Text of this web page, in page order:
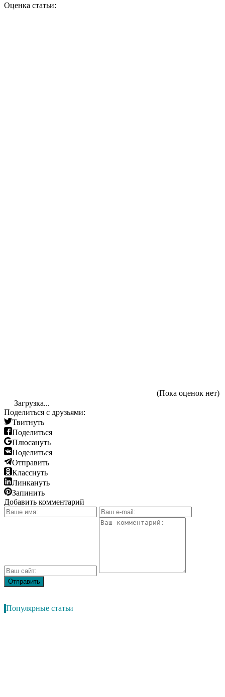
Оценка статьи:
(Пока оценок нет)
Загрузка...
Поделиться с друзьями:
Твитнуть
Поделиться
Плюсануть
Поделиться
Отправить
Класснуть
Линкануть
Запинить
Добавить комментарий
Популярные статьи